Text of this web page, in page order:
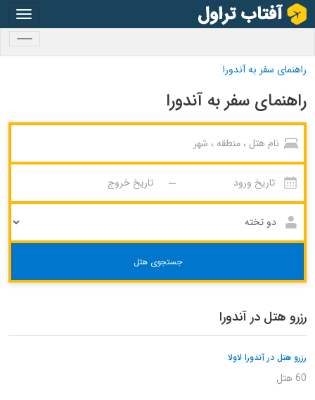
راهنمای سفر به آندورا
راهنمای سفر به آندورا
جستجوی هتل
رزرو هتل در آندورا
رزرو هتل در آندورا لاولا
60 هتل